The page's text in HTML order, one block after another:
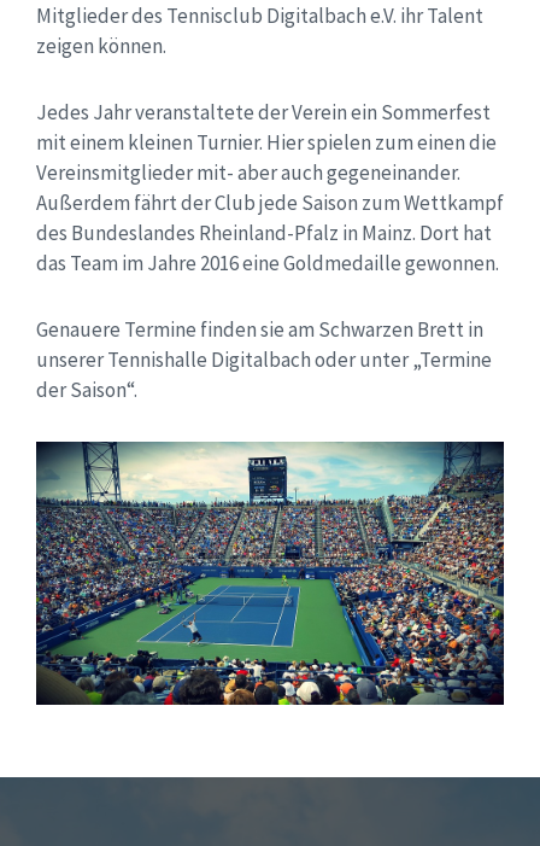
Mitglieder des Tennisclub Digitalbach e.V. ihr Talent
zeigen können.
Jedes Jahr veranstaltete der Verein ein Sommerfest
mit einem kleinen Turnier. Hier spielen zum einen die
Vereinsmitglieder mit- aber auch gegeneinander.
Außerdem fährt der Club jede Saison zum Wettkampf
des Bundeslandes Rheinland-Pfalz in Mainz. Dort hat
das Team im Jahre 2016 eine Goldmedaille gewonnen.
Genauere Termine finden sie am Schwarzen Brett in
unserer Tennishalle Digitalbach oder unter „Termine
der Saison“.